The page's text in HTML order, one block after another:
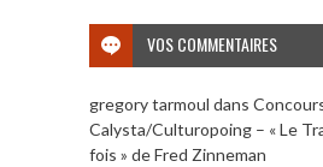
VOS COMMENTAIRES
gregory tarmoul dans
Calysta/Culturopoing – « Le
fois » de Fred Zinneman